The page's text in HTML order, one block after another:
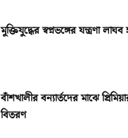
মুক্তিযুদ্ধের স্বপ্নভঙ্গের যন্ত্রণা
বাঁশখালীর বন্যার্তদের মাঝে
বিতরণ